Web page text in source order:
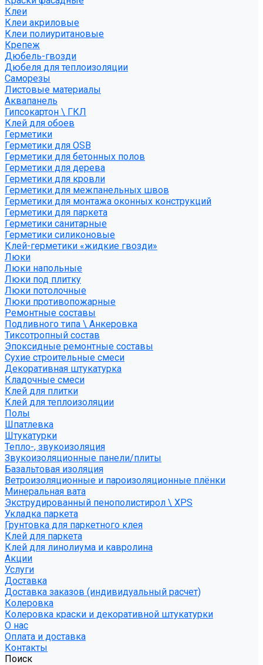
Клеи
Клеи акриловые
Клеи полиуритановые
Крепеж
Дюбель-гвозди
Дюбеля для теплоизоляции
Саморезы
Листовые материалы
Аквапанель
Гипсокартон \ ГКЛ
Клей для обоев
Герметики
Герметики для OSB
Герметики для бетонных полов
Герметики для дерева
Герметики для кровли
Герметики для межпанельных швов
Герметики для монтажа оконных конструкций
Герметики для паркета
Герметики санитарные
Герметики силиконовые
Клей-герметики «жидкие гвозди»
Люки
Люки напольные
Люки под плитку
Люки потолочные
Люки противопожарные
Ремонтные составы
Подливного типа \ Анкеровка
Тиксотропный состав
Эпоксидные ремонтные составы
Сухие строительные смеси
Декоративная штукатурка
Кладочные смеси
Клей для плитки
Клей для теплоизоляции
Полы
Шпатлевка
Штукатурки
Тепло-, звукоизоляция
Звукоизоляционные панели/плиты
Базальтовая изоляция
Ветроизоляционные и пароизоляционные плёнки
Минеральная вата
Экструдированный пенополистирол \ XPS
Укладка паркета
Грунтовка для паркетного клея
Клей для паркета
Клей для линолиума и кавролина
Акции
Услуги
Доставка
Доставка заказов (индивидуальный расчет)
Колеровка
Колеровка краски и декоративной штукатурки
О нас
Оплата и доставка
Контакты
Поиск